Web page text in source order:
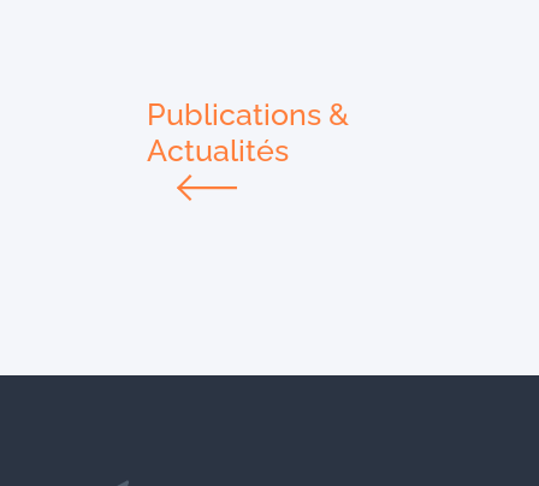
Publications &
Actualités